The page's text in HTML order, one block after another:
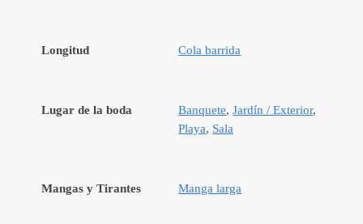
Longitud Cola barrida
Lugar de la boda Banquete,Jardín / Exterior,
Playa, Sala
Mangas y Tirantes Manga larga